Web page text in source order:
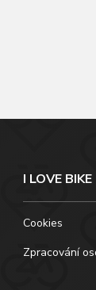
I LOVE BIKE
Cookies
Zpracování